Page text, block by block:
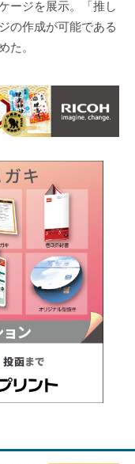
ージを展示。「推し
の作成が可能である
た。